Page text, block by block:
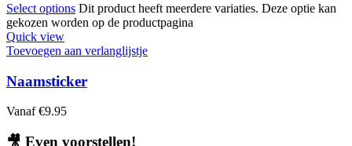
Select options Dit product heeft meerdere variaties. Deze optie kan
gekozen worden op de productpagina
Quick view
Toevoegen aan verlanglijstje
Naamsticker
Vanaf €9.95
🎥 Even voorstellen!